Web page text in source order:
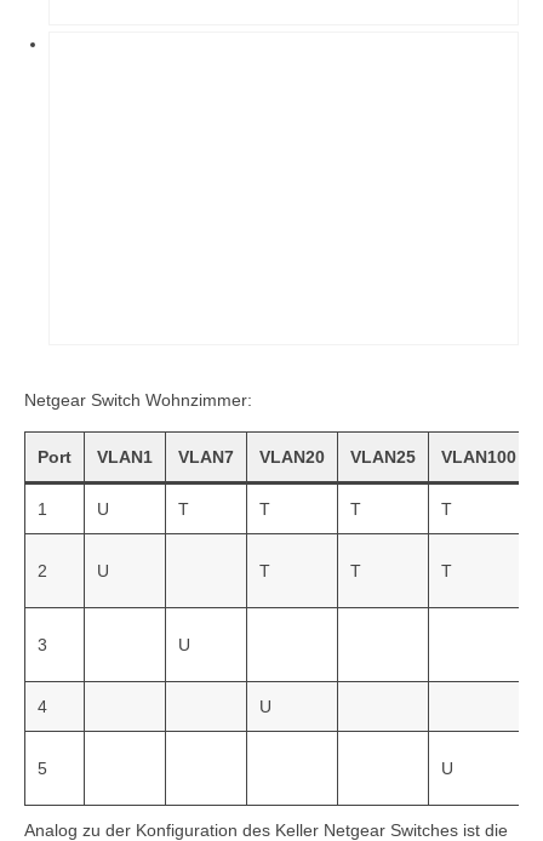
Netgear Switch Wohnzimmer:
Port VLAN1 VLAN7 VLAN20 VLAN25 VLAN100
1 U T T T T
2 U T T T
3 U
4 U
5 U
Analog zu der Konfiguration des Keller Netgear Switches ist die